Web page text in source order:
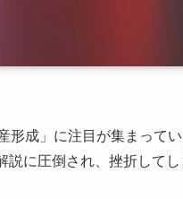
形成」に注目が集まって
に圧倒され、挫折して